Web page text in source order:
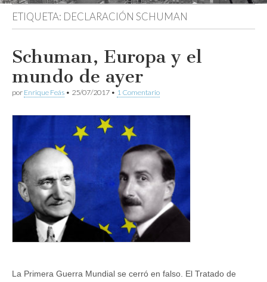
ETIQUETA: DECLARACIÓN SCHUMAN
Schuman, Europa y el
mundo de ayer
por Enrique Feás • 25/07/2017 • 1 Comentario
La Primera Guerra Mundial se cerró en falso. El Tratado de